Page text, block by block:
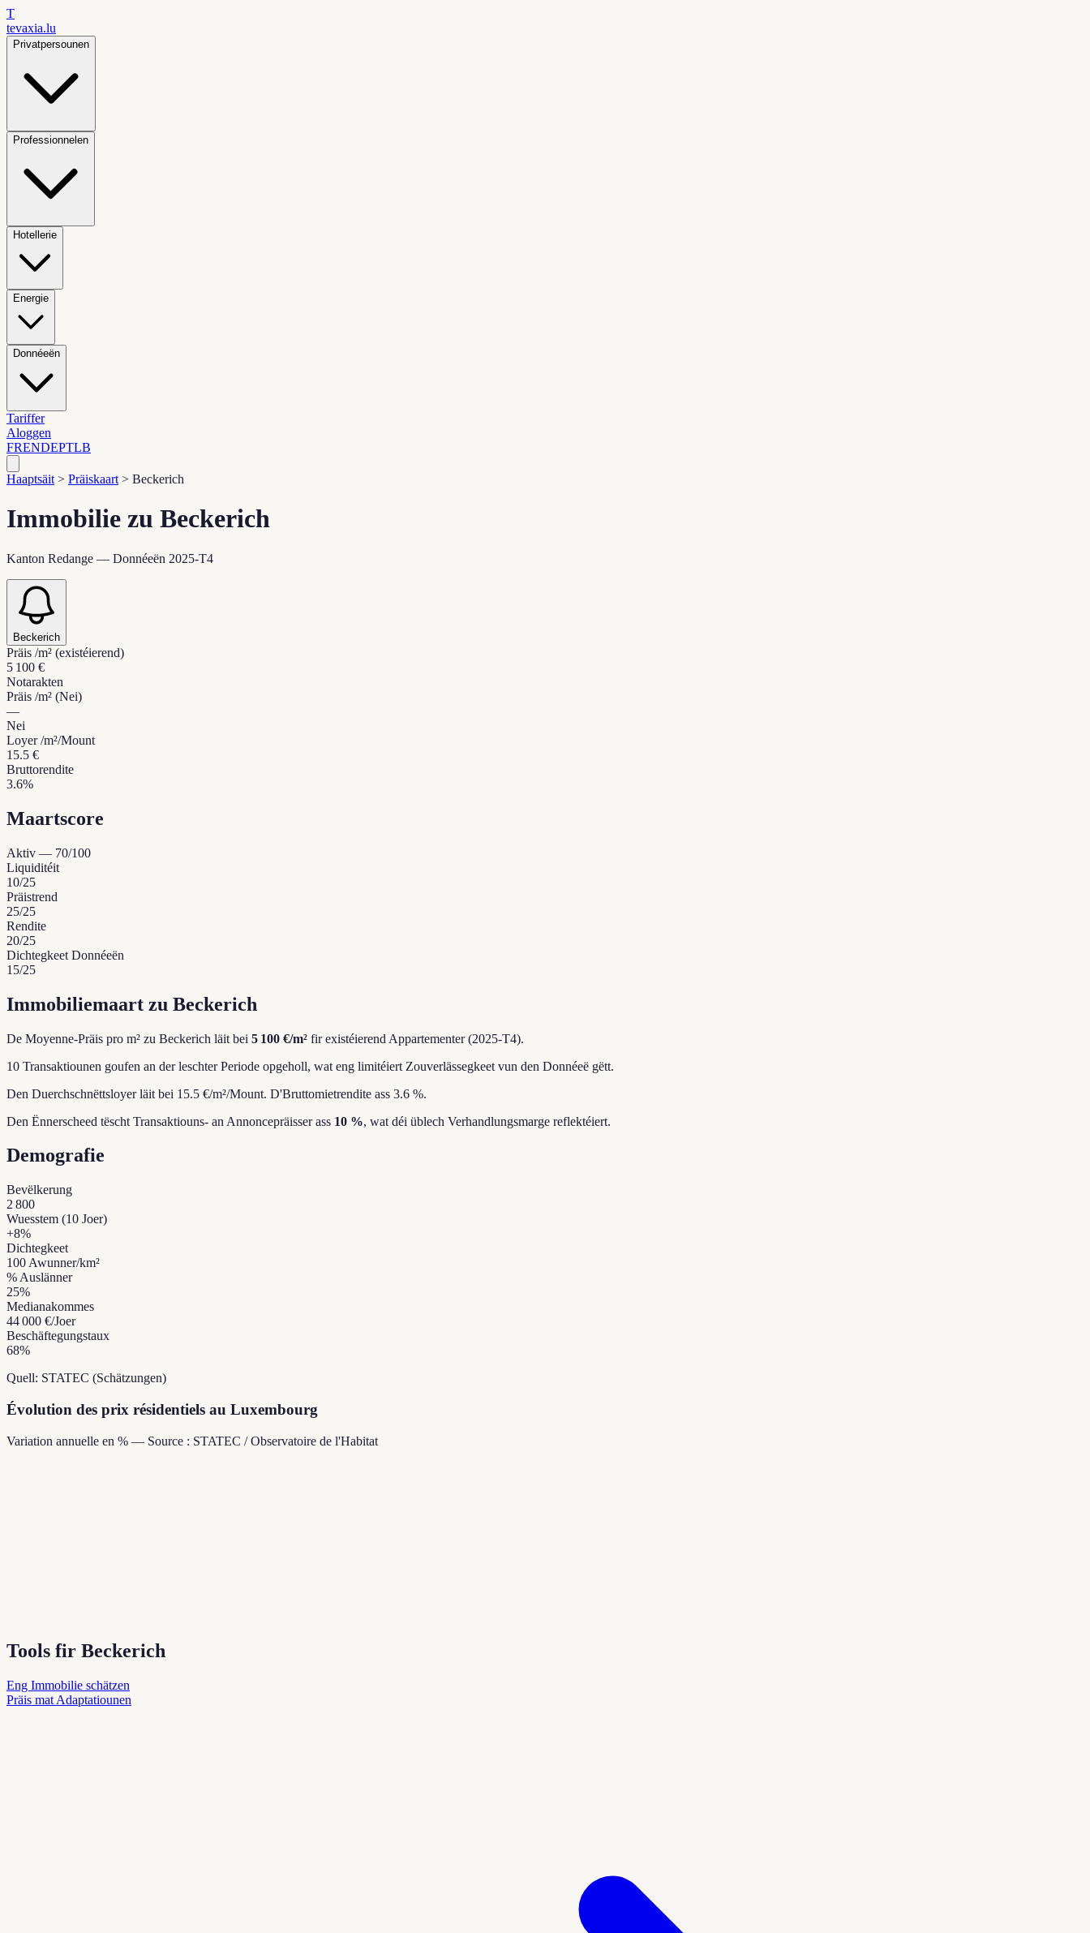
T
tevaxia.lu
Privatpersounen
Professionnelen
Hotellerie
Energie
Donnéeën
Tariffer
Aloggen
FRENDEPTLB
Haaptsäit > Präiskaart > Beckerich
Immobilie zu Beckerich
Kanton Redange — Donnéeën 2025-T4
Beckerich
Präis /m² (existéierend)
5 100 €
Notarakten
Präis /m² (Nei)
—
Nei
Loyer /m²/Mount
15.5 €
Bruttorendite
3.6%
Maartscore
Aktiv — 70/100
Liquiditéit
10/25
Präistrend
25/25
Rendite
20/25
Dichtegkeet Donnéeën
15/25
Immobiliemaart zu Beckerich
De Moyenne-Präis pro m² zu Beckerich läit bei 5 100 €/m² fir existéierend Appartementer (2025-T4).
10 Transaktiounen goufen an der leschter Periode opgeholl, wat eng limitéiert Zouverlässegkeet vun den Donnéeë gëtt.
Den Duerchschnëttsloyer läit bei 15.5 €/m²/Mount. D'Bruttomietrendite ass 3.6 %.
Den Ënnerscheed tëscht Transaktiouns- an Annoncepräisser ass 10 %, wat déi üblech Verhandlungsmarge reflektéiert.
Demografie
Bevëlkerung
2 800
Wuesstem (10 Joer)
+8%
Dichtegkeet
100 Awunner/km²
% Auslänner
25%
Medianakommes
44 000 €/Joer
Beschäftegungstaux
68%
Quell: STATEC (Schätzungen)
Évolution des prix résidentiels au Luxembourg
Variation annuelle en % — Source : STATEC / Observatoire de l'Habitat
Tools fir Beckerich
Eng Immobilie schätzen
Präis mat Adaptatiounen